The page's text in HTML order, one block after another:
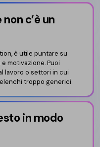
c’è un
è utile puntare su
motivazione. Puoi
lavoro o settori in cui
troppo generici.
in modo